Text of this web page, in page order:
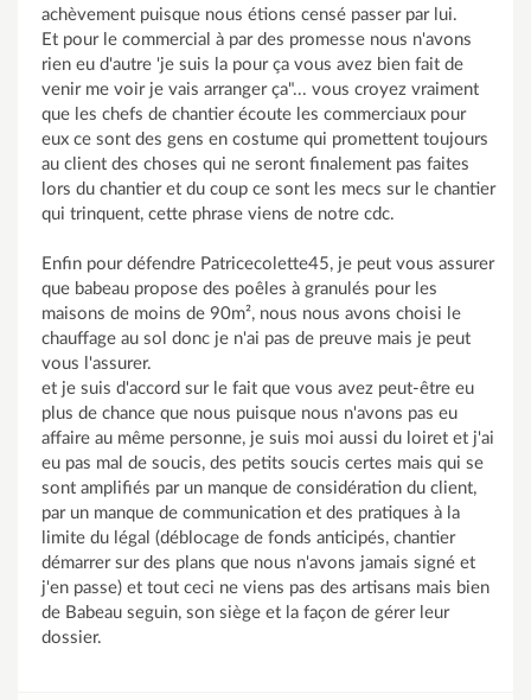
achèvement puisque nous étions censé passer par lui.
Et pour le commercial à par des promesse nous n'avons
rien eu d'autre 'je suis la pour ça vous avez bien fait de
venir me voir je vais arranger ça"... vous croyez vraiment
que les chefs de chantier écoute les commerciaux pour
eux ce sont des gens en costume qui promettent toujours
au client des choses qui ne seront finalement pas faites
lors du chantier et du coup ce sont les mecs sur le chantier
qui trinquent, cette phrase viens de notre cdc.
Enfin pour défendre Patricecolette45, je peut vous assurer
que babeau propose des poêles à granulés pour les
maisons de moins de 90m², nous nous avons choisi le
chauffage au sol donc je n'ai pas de preuve mais je peut
vous l'assurer.
et je suis d'accord sur le fait que vous avez peut-être eu
plus de chance que nous puisque nous n'avons pas eu
affaire au même personne, je suis moi aussi du loiret et j'ai
eu pas mal de soucis, des petits soucis certes mais qui se
sont amplifiés par un manque de considération du client,
par un manque de communication et des pratiques à la
limite du légal (déblocage de fonds anticipés, chantier
démarrer sur des plans que nous n'avons jamais signé et
j'en passe) et tout ceci ne viens pas des artisans mais bien
de Babeau seguin, son siège et la façon de gérer leur
dossier.